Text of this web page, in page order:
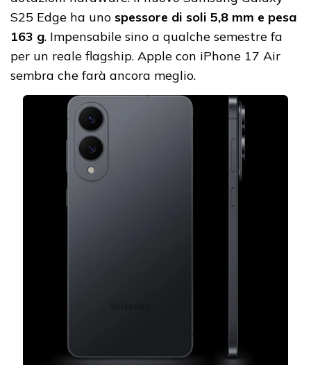
S25 Edge ha uno spessore di soli 5,8 mm e pesa
163 g. Impensabile sino a qualche semestre fa
per un reale flagship. Apple con iPhone 17 Air
sembra che farà ancora meglio.